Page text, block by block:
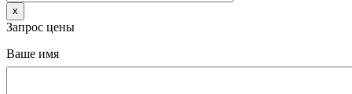
x
Запрос цены
Ваше имя